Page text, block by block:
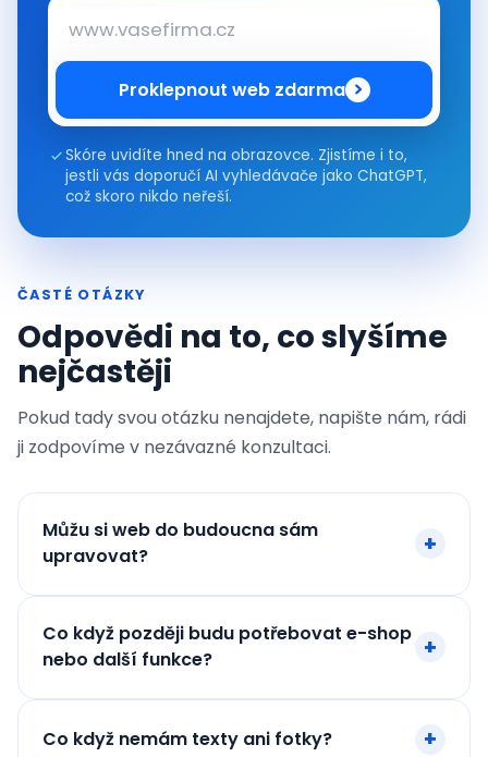
Proklepnout web zdarma
Skóre uvidíte hned na obrazovce. Zjistíme i to,
jestli vás doporučí AI vyhledávače jako ChatGPT,
což skoro nikdo neřeší.
ČASTÉ OTÁZKY
Odpovědi na to, co slyšíme
nejčastěji
Pokud tady svou otázku nenajdete, napište nám, rádi
ji zodpovíme v nezávazné konzultaci.
Můžu si web do budoucna sám
upravovat?
Co když později budu potřebovat e-shop
nebo další funkce?
Co když nemám texty ani fotky?